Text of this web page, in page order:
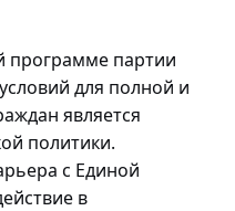
партии
для полной и
является
политики.
с Единой
в